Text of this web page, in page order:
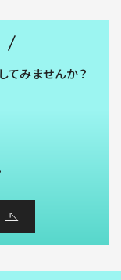
てみませんか？